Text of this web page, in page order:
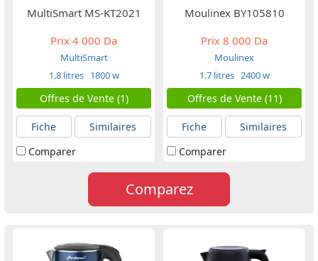
MultiSmart MS-KT2021
Prix 4 000 Da
MultiSmart
1.8 litres 1800 w
Offres de Vente (1)
Fiche
Similaires
Comparer
Moulinex BY105810
Prix 8 000 Da
Moulinex
1.7 litres 2400 w
Offres de Vente (11)
Fiche
Similaires
Comparer
Comparez